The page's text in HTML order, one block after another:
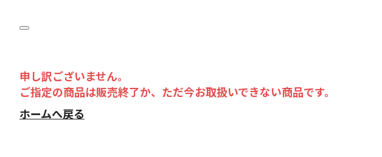
申し訳ございません。
ご指定の商品は販売終了か、ただ今お取扱いできない商品です。
ホームへ戻る